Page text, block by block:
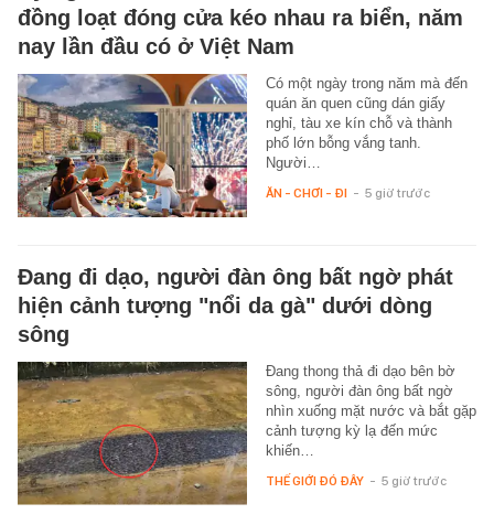
đồng loạt đóng cửa kéo nhau ra biển, năm
nay lần đầu có ở Việt Nam
Có một ngày trong năm mà đến
quán ăn quen cũng dán giấy
nghỉ, tàu xe kín chỗ và thành
phố lớn bỗng vắng tanh.
Người…
ĂN - CHƠI - ĐI - 5 giờ trước
Đang đi dạo, người đàn ông bất ngờ phát
hiện cảnh tượng "nổi da gà" dưới dòng
sông
Đang thong thả đi dạo bên bờ
sông, người đàn ông bất ngờ
nhìn xuống mặt nước và bắt gặp
cảnh tượng kỳ lạ đến mức
khiến…
THẾ GIỚI ĐÓ ĐÂY - 5 giờ trước